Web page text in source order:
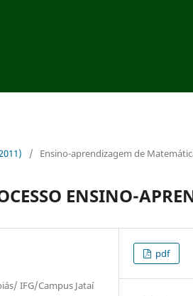
/ Ensino-aprendizagem de
ENSINO-
IFG/Campus Jataí
pdf